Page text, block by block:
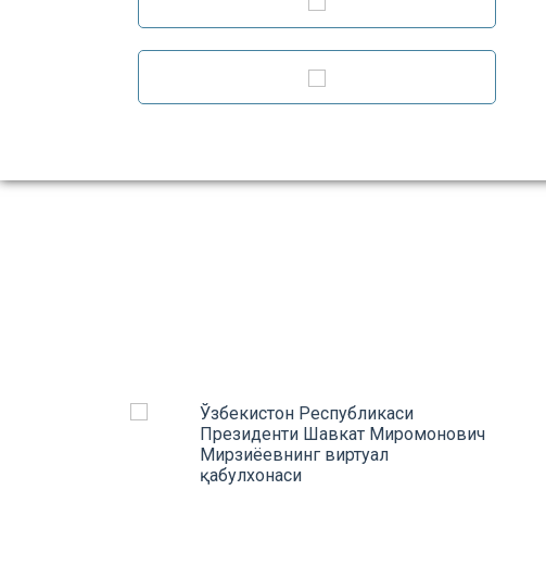
Ўзбекистон Республикаси
Президенти Шавкат Миромонович
Мирзиёевнинг виртуал
қабулхонаси